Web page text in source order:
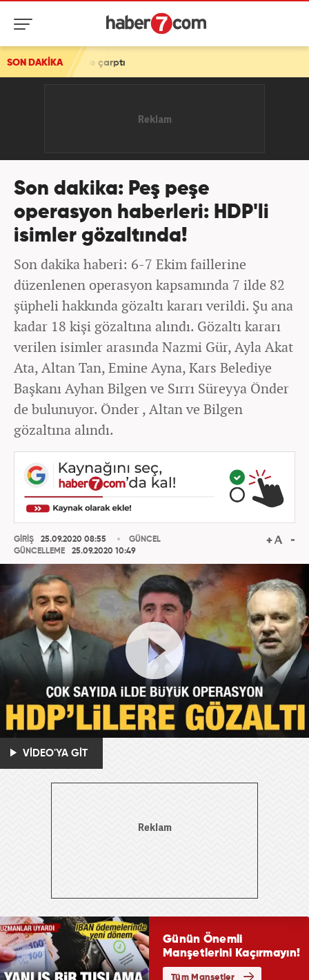
SON DAKİKA
Son dakika: Peş peşe
operasyon haberleri: HDP'li
isimler gözaltında!
Son dakika haberi: 6-7 Ekim faillerine
düzenlenen operasyon kapsamında 7 ilde 82
şüpheli hakkında gözaltı kararı verildi. Şu ana
kadar 18 kişi gözaltına alındı. Gözaltı kararı
verilen isimler arasında Nazmi Gür, Ayla Akat
Ata, Altan Tan, Emine Ayna, Kars Belediye
Başkanı Ayhan Bilgen ve Sırrı Süreyya Önder
de bulunuyor. Önder , Altan ve Bilgen
gözaltına alındı.
GİRİŞ
25.09.2020 08:55
GÜNCELLEME
25.09.2020 10:49
GÜNCEL
VİDEO'YA GİT